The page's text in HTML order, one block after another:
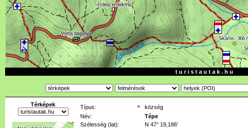
t u r i s t a u t a k . h u
Térképek Típus: község
Név:
Tépe
Szélesség (lat):
N 47° 19,186'